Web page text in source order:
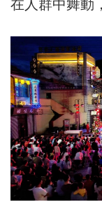
在人群中舞動